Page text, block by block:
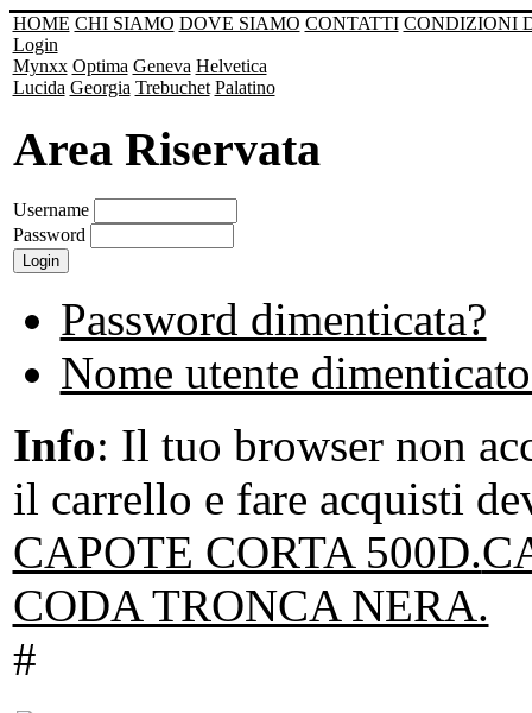
HOME CHI SIAMO DOVE SIAMO CONTATTI CONDIZIONI
Login
Mynxx Optima Geneva Helvetica
Lucida Georgia Trebuchet Palatino
Area Riservata
Username
Password
Password dimenticata?
Nome utente
Info: Il tuo browser non
il carrello e fare acquisti
CAPOTE CORTA 500D.
CODA TRONCA NERA.
#